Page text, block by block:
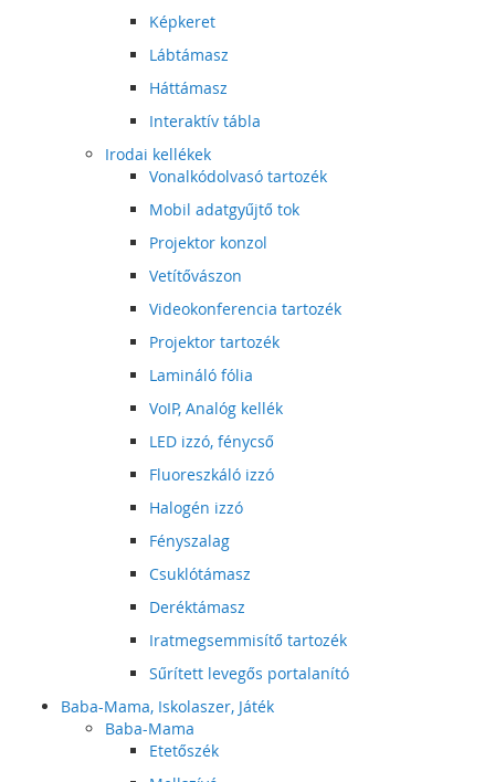
Képkeret
Lábtámasz
Háttámasz
Interaktív tábla
Irodai kellékek
Vonalkódolvasó tartozék
Mobil adatgyűjtő tok
Projektor konzol
Vetítővászon
Videokonferencia tartozék
Projektor tartozék
Lamináló fólia
VoIP, Analóg kellék
LED izzó, fénycső
Fluoreszkáló izzó
Halogén izzó
Fényszalag
Csuklótámasz
Deréktámasz
Iratmegsemmisítő tartozék
Sűrített levegős portalanító
Baba-Mama, Iskolaszer, Játék
Baba-Mama
Etetőszék